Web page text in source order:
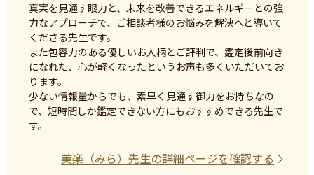
真実を見通す眼力と、未来を改善できるエネルギーとの強
力なアプローチで、ご相談者様のお悩みを解決へと導いて
くださる先生です。
また包容力のある優しいお人柄とご評判で、鑑定後前向き
になれた、心が軽くなったというお声も多くいただいてお
ります。
少ない情報量からでも、素早く見通す御力をお持ちなの
で、短時間しか鑑定できない方にもおすすめできる先生で
す。
美楽（みら） 先生の詳細ページを確認する